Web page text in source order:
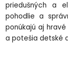
priedušných a
pohodlie a
ponúkajú aj
a potešia detské